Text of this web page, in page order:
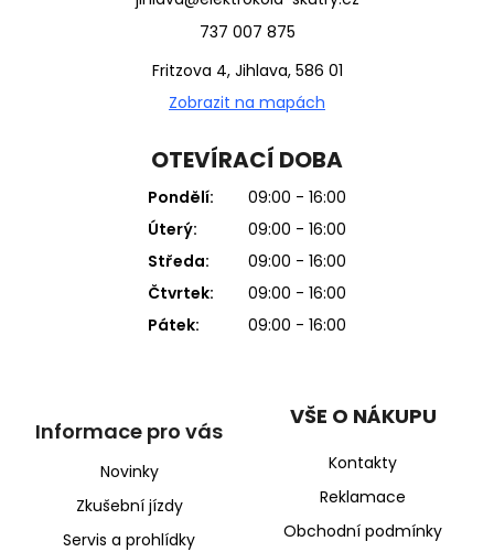
737 007 875
Fritzova 4, Jihlava, 586 01
Zobrazit na mapách
OTEVÍRACÍ DOBA
Pondělí:
09:00 - 16:00
Úterý:
09:00 - 16:00
Středa:
09:00 - 16:00
Čtvrtek:
09:00 - 16:00
Pátek:
09:00 - 16:00
Informace pro vás
Novinky
Zkušební jízdy
Servis a prohlídky
VŠE O NÁKUPU
Kontakty
Reklamace
Obchodní podmínky